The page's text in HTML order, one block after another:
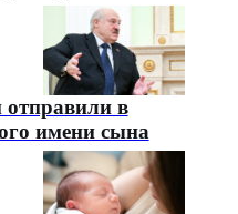
в
имени сына